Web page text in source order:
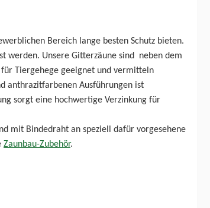
Bereich lange besten Schutz bieten.
werden. Unsere Gitterzäune sind neben dem
für Tiergehege geeignet und vermitteln
anthrazitfarbenen Ausführungen ist
sorgt eine hochwertige Verzinkung für
mit Bindedraht an speziell dafür vorgesehene
Zaunbau-Zubehör.